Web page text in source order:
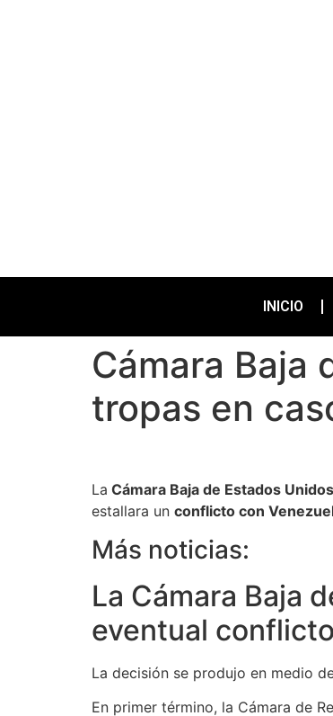
INICIO
Cámara Baja
tropas en
La Cámara Baja de Estados
estallara un conflicto con
Más noticias:
La Cámara Baja
eventual
La decisión se produjo en medio
En primer término, la Cámara de